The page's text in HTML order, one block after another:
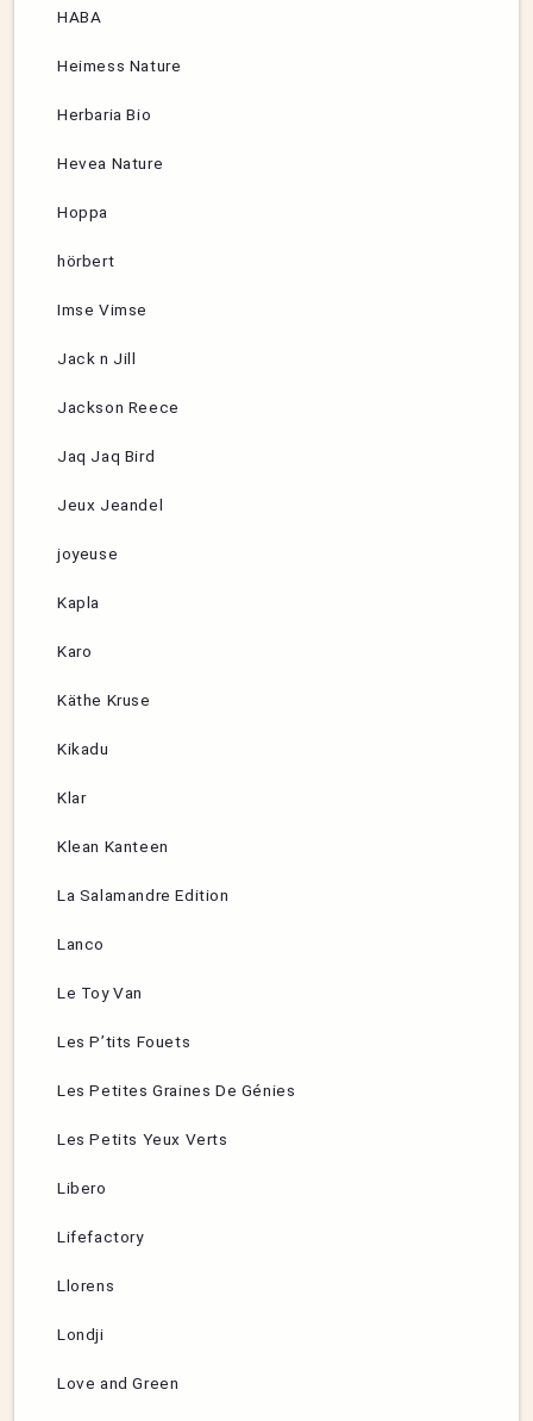
HABA
Heimess Nature
Herbaria Bio
Hevea Nature
Hoppa
hörbert
Imse Vimse
Jack n Jill
Jackson Reece
Jaq Jaq Bird
Jeux Jeandel
joyeuse
Kapla
Karo
Käthe Kruse
Kikadu
Klar
Klean Kanteen
La Salamandre Edition
Lanco
Le Toy Van
Les P’tits Fouets
Les Petites Graines De Génies
Les Petits Yeux Verts
Libero
Lifefactory
Llorens
Londji
Love and Green